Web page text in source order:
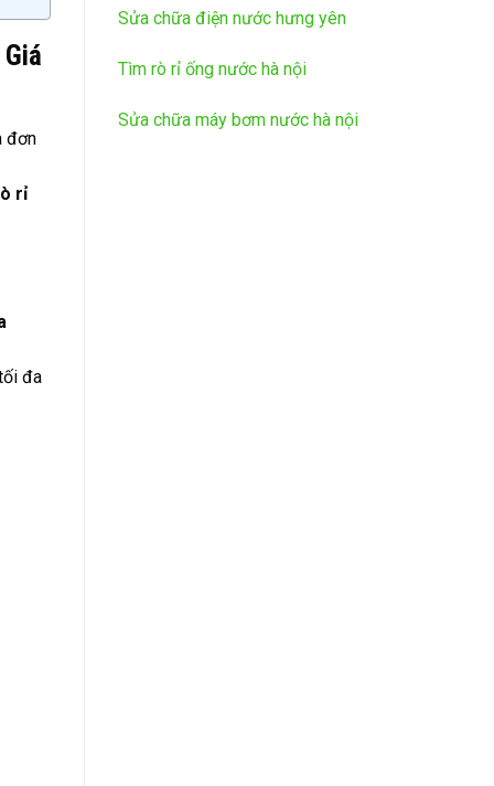
đơn
rỉ
đa
Sửa chữa điện nước hưng yên
Tìm rò rỉ ống nước hà nội
Sửa chữa máy bơm nước hà nội